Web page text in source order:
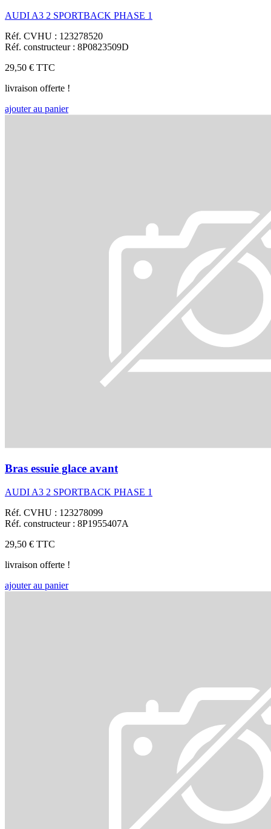
AUDI A3 2 SPORTBACK PHASE 1
Réf. CVHU : 123278520
Réf. constructeur : 8P0823509D
29,50 € TTC
livraison offerte !
ajouter au panier
Bras essuie glace avant
AUDI A3 2 SPORTBACK PHASE 1
Réf. CVHU : 123278099
Réf. constructeur : 8P1955407A
29,50 € TTC
livraison offerte !
ajouter au panier